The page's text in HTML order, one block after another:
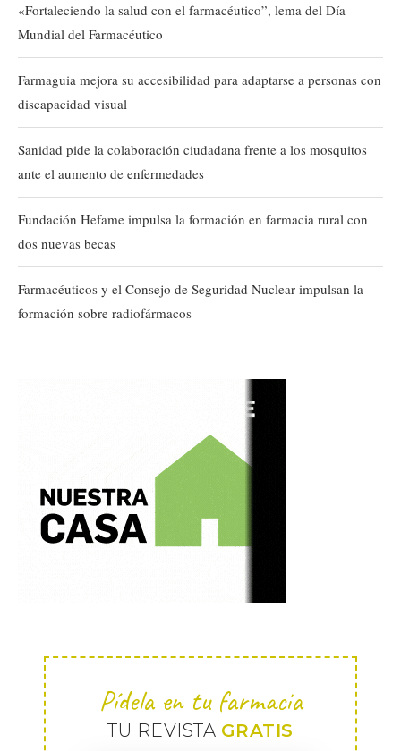
«Fortaleciendo la salud con el farmacéutico”, lema del Día
Mundial del Farmacéutico
Farmaguia mejora su accesibilidad para adaptarse a personas con
discapacidad visual
Sanidad pide la colaboración ciudadana frente a los mosquitos
ante el aumento de enfermedades
Fundación Hefame impulsa la formación en farmacia rural con
dos nuevas becas
Farmacéuticos y el Consejo de Seguridad Nuclear impulsan la
formación sobre radiofármacos
Pídela en tu farmacia
TU REVISTA GRATIS